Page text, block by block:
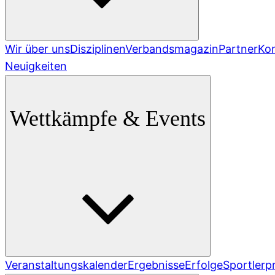
Wir über unsDisziplinenVerbandsmagazinPartner
Neuigkeiten
Wettkämpfe & Events
VeranstaltungskalenderErgebnisseErfolge